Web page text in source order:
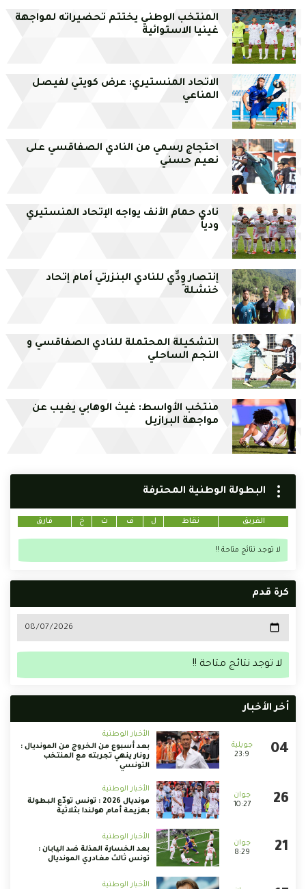
المنتخب الوطني يختتم تحضيراته لمواجهة
غينيا الاستوائية
الاتحاد المنستيري: عرض كويتي لفيصل
المناعي
احتجاج رسمي من النادي الصفاقسي على
نعيم حسني
نادي حمام الأنف يواجه الإتحاد المنستيري
ودياً
إنتصار وِدِّي للنادي البنزرتي أمام إتحاد
خنشلة
التشكيلة المحتملة للنادي الصفاقسي و
النجم الساحلي
منتخب الأواسط: غيث الوهابي يغيب عن
مواجهة البرازيل
البطولة الوطنية المحترفة
الفريق نقاط ل ف ت خ فارق
لا توجد نتائج متاحة !!
كرة قدم
لا توجد نتائج متاحة !!
أخر الأخبار
23:9
الأخبار الوطنية
بعد أسبوع من الخروج من المونديال :
رونار ينهي تجربته مع المنتخب
التونسي
10:27
الأخبار الوطنية
مونديال 2026 : تونس تودّع البطولة
بهزيمة أمام هولندا بثلاثية
8:29
الأخبار الوطنية
بعد الخسارة المذلة ضد اليابان :
تونس ثالث مغادري المونديال
الأخبار الوطنية